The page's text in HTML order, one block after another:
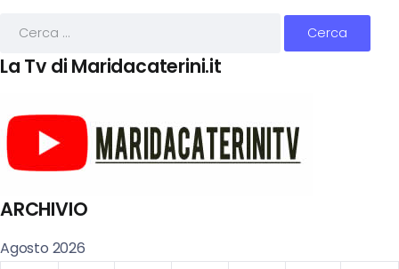
La Tv di Maridacaterini.it
ARCHIVIO
Agosto 2026